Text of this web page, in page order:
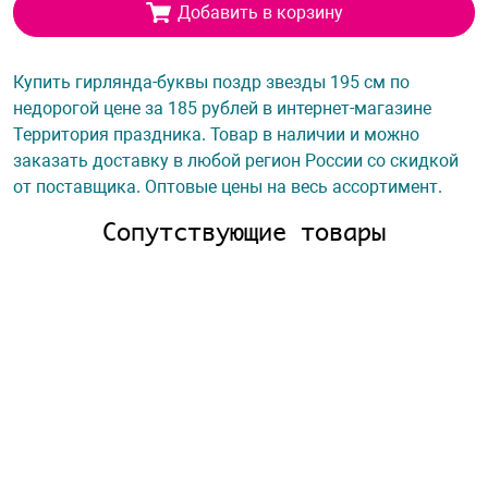
Добавить в корзину
Купить гирлянда-буквы поздр звезды 195 см по
недорогой цене за 185 рублей в интернет-магазине
Территория праздника. Товар в наличии и можно
заказать доставку в любой регион России со скидкой
от поставщика. Оптовые цены на весь ассортимент.
Сопутствующие товары